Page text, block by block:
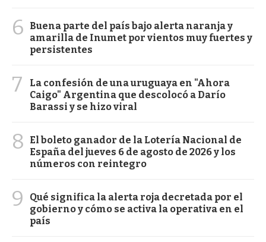
6
Buena parte del país bajo alerta naranja y
amarilla de Inumet por vientos muy fuertes y
persistentes
7
La confesión de una uruguaya en "Ahora
Caigo" Argentina que descolocó a Darío
Barassi y se hizo viral
8
El boleto ganador de la Lotería Nacional de
España del jueves 6 de agosto de 2026 y los
números con reintegro
9
Qué significa la alerta roja decretada por el
gobierno y cómo se activa la operativa en el
país